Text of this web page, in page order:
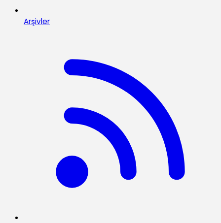
Arşivler